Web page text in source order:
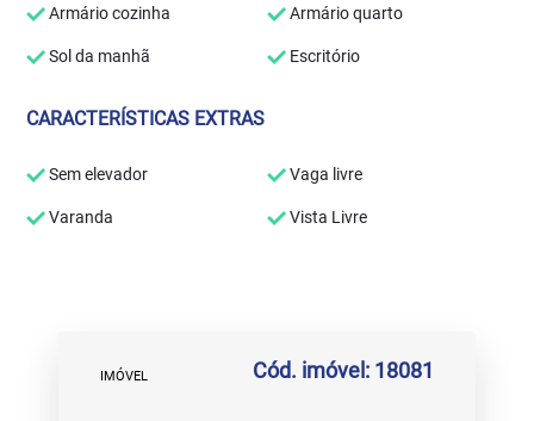
Armário cozinha Armário quarto
Sol da manhã Escritório
CARACTERÍSTICAS EXTRAS
Sem elevador Vaga livre
Varanda Vista Livre
IMÓVEL Cód. imóvel: 18081